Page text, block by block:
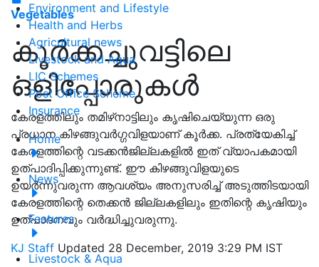
Environment and Lifestyle
Health and Herbs
Agricultural news
Livestock and Aqua
LIC Schemes
Post Office Scheme
Insurance
Home
News
Features
Livestock & Aqua
Vegetables
കൂര്‍ക്കച്ചുവട്ടിലെ
ഒളിപ്പോരുകള്‍
കേരളത്തിലും തമിഴ്‌നാട്ടിലും കൃഷിചെയ്യുന്ന ഒരു
പ്രധാന കിഴങ്ങുവര്‍ഗ്ഗവിളയാണ് കൂര്‍ക്ക. പ്രത്യേകിച്ച്
കേരളത്തിന്റെ വടക്കന്‍ജില്ലകളില്‍ ഇത് വ്യാപകമായി
ഉത്പാദിപ്പിക്കുന്നുണ്ട്. ഈ കിഴങ്ങുവിളയുടെ
ഉയര്‍ന്നുവരുന്ന ആവശ്യം അനുസരിച്ച് അടുത്തിടയായി
കേരളത്തിന്റെ തെക്കന്‍ ജില്ലകളിലും ഇതിന്റെ കൃഷിയും
ഉത്പാദനവും വര്‍ദ്ധിച്ചുവരുന്നു.
KJ Staff Updated 28 December, 2019 3:29 PM IST